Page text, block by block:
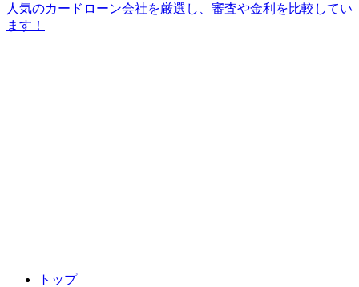
人気のカードローン会社を厳選し、審査や金利を比較してい
ます！
トップ